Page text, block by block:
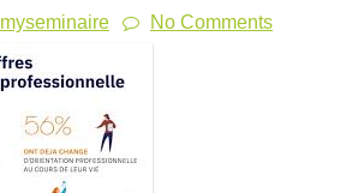
myseminaire No Comments